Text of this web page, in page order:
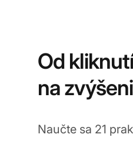
Od
na
Naučte sa 21